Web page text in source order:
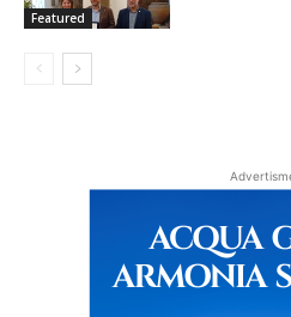
Featured